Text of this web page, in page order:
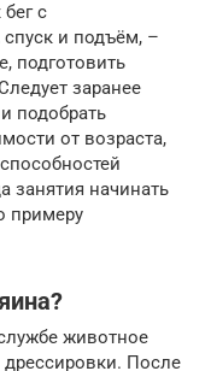
с
спуск и подъём, –
подготовить
заранее
подобрать
от возраста,
занятия начинать
примеру
животное
После